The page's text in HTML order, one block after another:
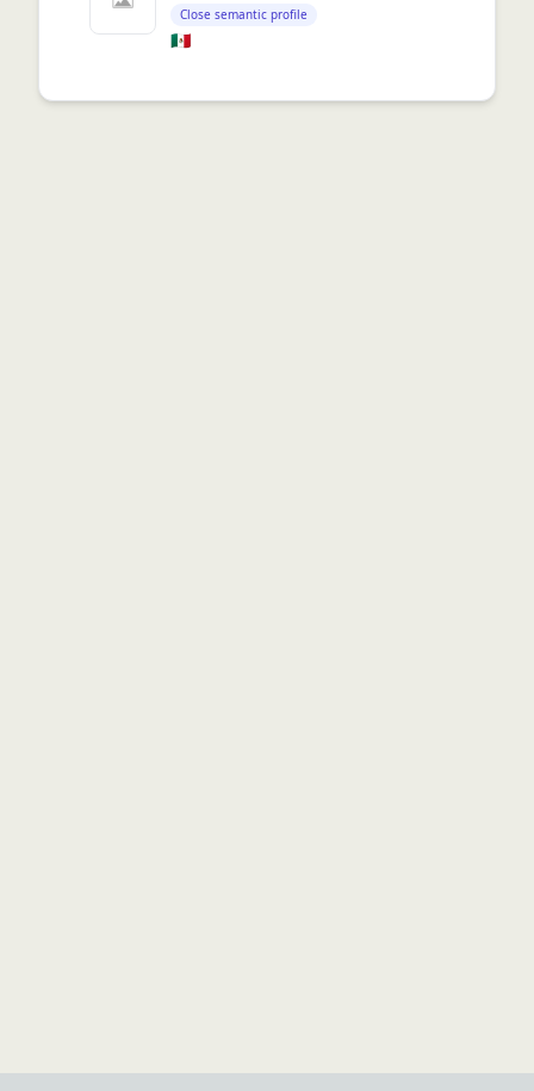
Close semantic profile
🇲🇽